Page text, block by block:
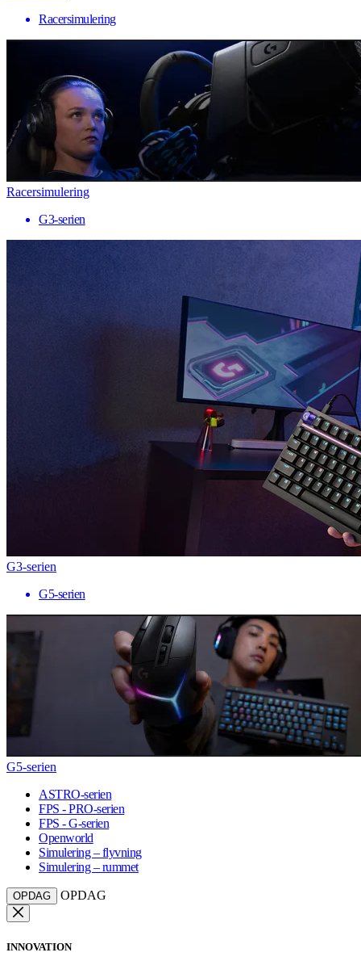
Racersimulering
Racersimulering
G3-serien
G3-serien
G5-serien
G5-serien
ASTRO-serien
FPS - PRO-serien
FPS - G-serien
Openworld
Simulering – flyvning
Simulering – rummet
OPDAG OPDAG
INNOVATION